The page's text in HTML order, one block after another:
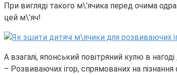
При вигляді такого м\’ячика перед очима
цей м\’яч!
А взагалі, японський повітряний кулю в нагоді
– Розвиваючих ігор, спрямованих на